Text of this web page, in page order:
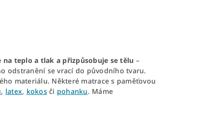
na teplo a tlak a přizpůsobuje se tělu –
odstranění se vrací do původního tvaru.
materiálu. Některé matrace s paměťovou
, latex, kokosči pohanku. Máme